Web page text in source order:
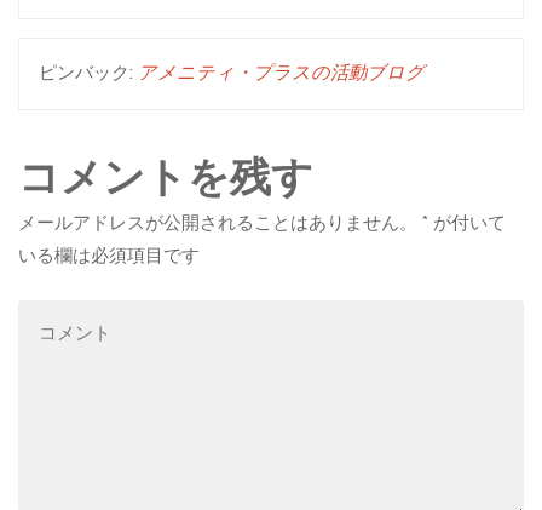
ピンバック: アメニティ・プラスの活動ブログ
コメントを残す
メールアドレスが公開されることはありません。 * が付いて
いる欄は必須項目です